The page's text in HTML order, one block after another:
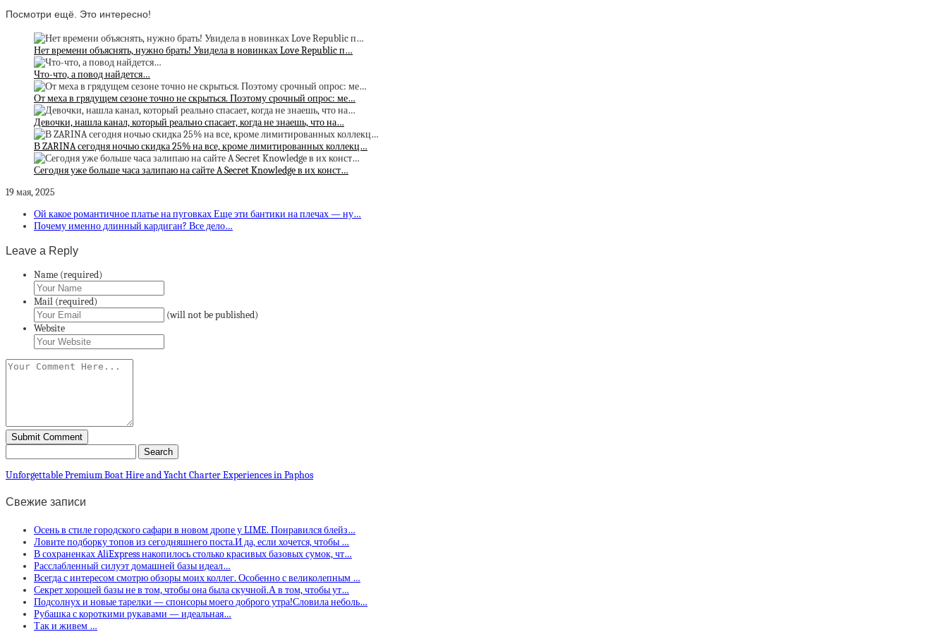
Посмотри ещё. Это интересно!
Нет времени объяснять, нужно брать! Увидела в новинках Love Republic п…
Что-что, а повод найдется…
От меха в грядущем сезоне точно не скрыться. Поэтому срочный опрос: ме…
Девочки, нашла канал, который реально спасает, когда не знаешь, что на…
В ZARINA сегодня ночью скидка 25% на все, кроме лимитированных коллекц…
Сегодня уже больше часа залипаю на сайте A Secret Knowledge в их конст…
19 мая, 2025
Ой какое романтичное платье на пуговках Еще эти бантики на плечах — ну…
Почему именно длинный кардиган? Все дело…
Leave a Reply
Name (required)
Mail (required)
(will not be published)
Website
Unforgettable Premium Boat Hire and Yacht Charter Experiences in Paphos
Свежие записи
Осень в стиле городского сафари в новом дропе у LIME. Понравился блейз…
Ловите подборку топов из сегодняшнего поста.И да, если хочется, чтобы …
В сохраненках AliExpress накопилось столько красивых базовых сумок, чт…
Расслабленный силуэт домашней базы идеал…
Всегда с интересом смотрю обзоры моих коллег. Особенно с великолепным …
Секрет хорошей базы не в том, чтобы она была скучной.А в том, чтобы ут…
Подсолнух и новые тарелки — спонсоры моего доброго утра!Словила неболь…
Рубашка с короткими рукавами — идеальная…
Так и живем …